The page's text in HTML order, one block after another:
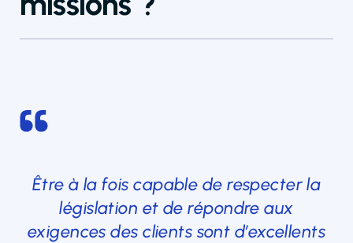
Être à la fois capable de respecter la
législation et de répondre aux
exigences des clients sont d’excellents